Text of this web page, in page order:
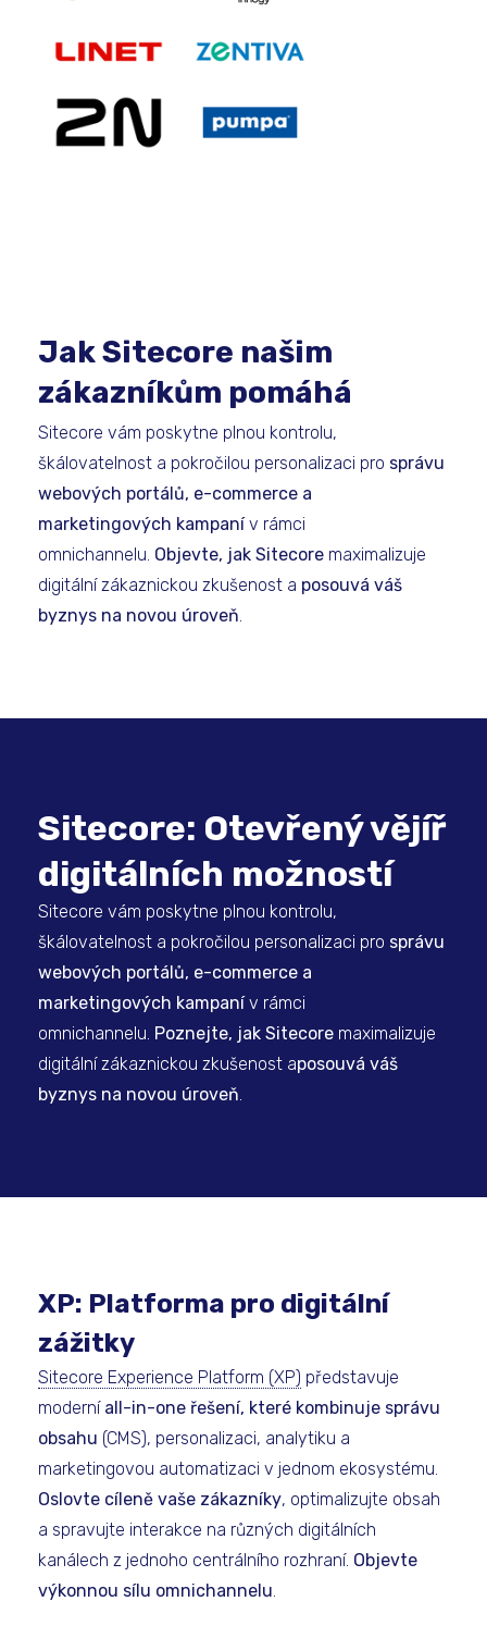
Jak Sitecore našim
zákazníkům pomáhá
Sitecore vám poskytne plnou kontrolu,
škálovatelnost a pokročilou personalizaci pro správu
webových portálů, e-commerce a
marketingových kampanív rámci
omnichannelu. Objevte, jak Sitecore maximalizuje
digitální zákaznickou zkušenost a posouvá váš
byznys na novou úroveň.
Sitecore: Otevřený vějíř
digitálních možností
Sitecore vám poskytne plnou kontrolu,
škálovatelnost a pokročilou personalizaci pro správu
webových portálů, e-commerce a
marketingových kampanív rámci
omnichannelu. Poznejte, jak Sitecore maximalizuje
digitální zákaznickou zkušenost aposouvá váš
byznys na novou úroveň.
XP: Platforma pro digitální
zážitky
Sitecore Experience Platform (XP) představuje
moderní all-in-one řešení, které kombinuje správu
obsahu (CMS), personalizaci, analytiku a
marketingovou automatizaci v jednom ekosystému.
Oslovte cíleně vaše zákazníky, optimalizujte obsah
a spravujte interakce na různých digitálních
kanálech z jednoho centrálního rozhraní. Objevte
výkonnou sílu omnichannelu.